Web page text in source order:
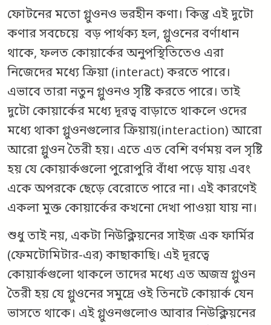
ফোটনের মতো গ্লুওনও ভরহীন কণা। কিন্তু এই দুটো
কণার সবচেয়ে বড় পার্থক্য হল, গ্লুওনের বর্ণাধান
থাকে, ফলত কোয়ার্কের অনুপস্থিতিতেও এরা
নিজেদের মধ্যে ক্রিয়া (interact) করতে পারে।
এভাবে তারা নতুন গ্লুওনও সৃষ্টি করতে পারে। তাই
দুটো কোয়ার্কের মধ্যে দূরত্ব বাড়াতে থাকলে ওদের
মধ্যে থাকা গ্লুওনগুলোর ক্রিয়ায়(interaction) আরো
আরো গ্লুওন তৈরী হয়। এতে এত বেশি বর্ণময় বল সৃষ্টি
হয় যে কোয়ার্কগুলো পুরোপুরি বাঁধা পড়ে যায় এবং
একে অপরকে ছেড়ে বেরোতে পারে না। এই কারণেই
একলা মুক্ত কোয়ার্কের কখনো দেখা পাওয়া যায় না।
শুধু তাই নয়, একটা নিউক্লিয়নের সাইজ এক ফার্মির
(ফেমটোমিটার-এর) কাছাকাছি। এই দূরত্বে
কোয়ার্কগুলো থাকলে তাদের মধ্যে এত অজস্র গ্লুওন
তৈরী হয় যে গ্লুওনের সমুদ্রে ওই তিনটে কোয়ার্ক যেন
ভাসতে থাকে। এই গ্লুওনগুলোও আবার নিউক্লিয়নের